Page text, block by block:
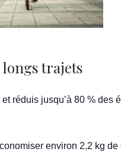
trajets
réduis jusqu’à 80 % des
environ 2,2 kg